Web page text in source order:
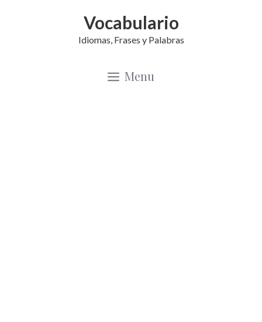
Vocabulario
Idiomas, Frases y Palabras
Menu